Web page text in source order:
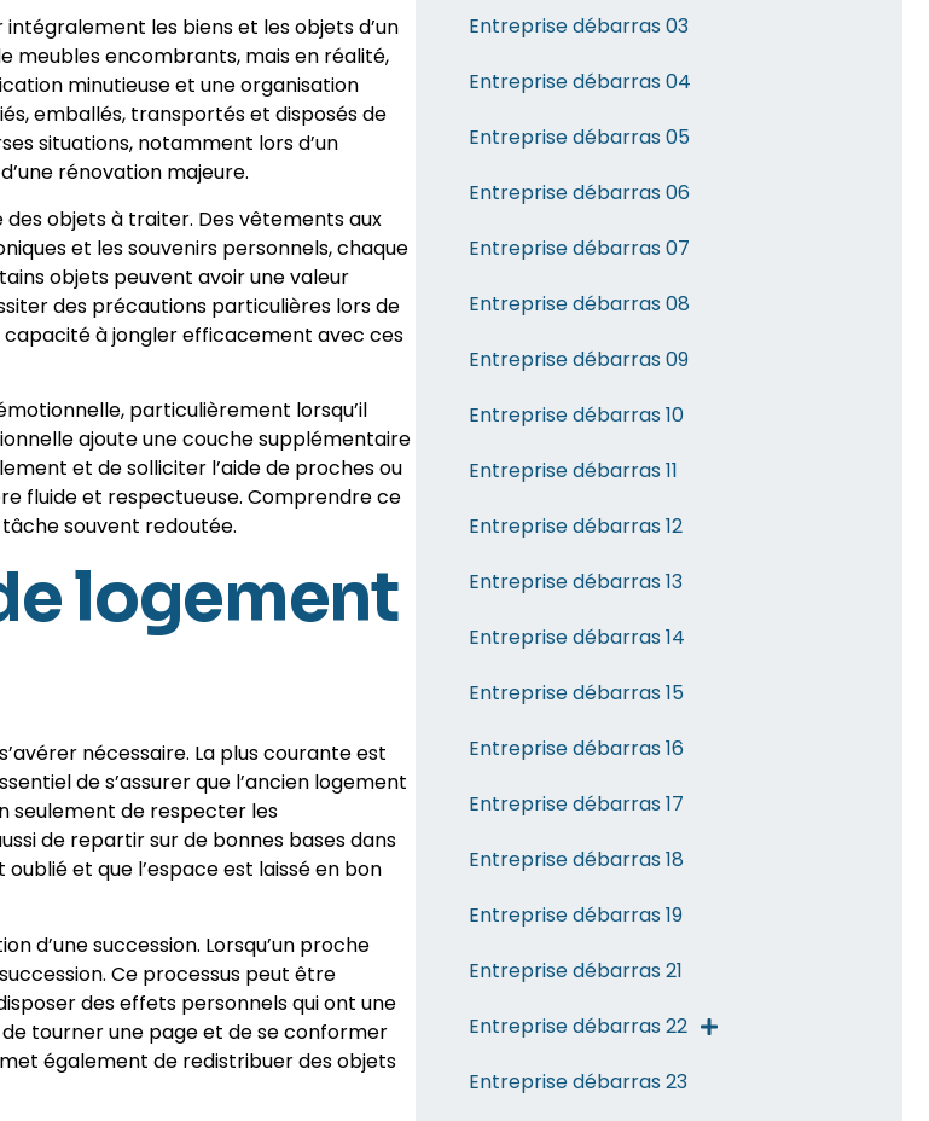
les biens et les objets d’un
meubles encombrants, mais en réalité,
minutieuse et une organisation
emballés, transportés et disposés de
situations, notamment lors d’un
rénovation majeure.
objets à traiter. Des vêtements aux
et les souvenirs personnels, chaque
objets peuvent avoir une valeur
des précautions particulières lors de
capacité à jongler efficacement avec ces
particulièrement lorsqu’il
ajoute une couche supplémentaire
et de solliciter l’aide de proches ou
fluide et respectueuse. Comprendre ce
souvent redoutée.
logement
nécessaire. La plus courante est
de s’assurer que l’ancien logement
seulement de respecter les
de repartir sur de bonnes bases dans
et que l’espace est laissé en bon
d’une succession. Lorsqu’un proche
Ce processus peut être
des effets personnels qui ont une
tourner une page et de se conformer
également de redistribuer des objets
Entreprise débarras 03
Entreprise débarras 04
Entreprise débarras 05
Entreprise débarras 06
Entreprise débarras 07
Entreprise débarras 08
Entreprise débarras 09
Entreprise débarras 10
Entreprise débarras 11
Entreprise débarras 12
Entreprise débarras 13
Entreprise débarras 14
Entreprise débarras 15
Entreprise débarras 16
Entreprise débarras 17
Entreprise débarras 18
Entreprise débarras 19
Entreprise débarras 21
Entreprise débarras 22
Entreprise débarras 23